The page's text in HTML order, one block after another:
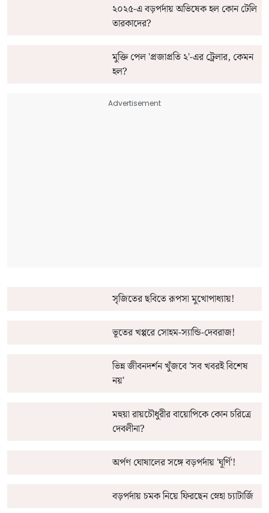
২০২৫-এ বড়পর্দায় অভিষেক হল কোন টেলি
তারকাদের?
মুক্তি পেল 'প্রজাপ্রতি ২'-এর ট্রেলার, কেমন
হল?
Advertisement
সৃজিতের ছবিতে রূপসা মুখোপাধ্যায়!
ভূতের খপ্পরে সোহম-স্যান্ডি-দেবরাজ!
ভিন্ন জীবনদর্শন খুঁজবে 'সব খবরই বিশেষ
নয়'
মহুয়া রায়চৌধুরীর বায়োপিকে কোন চরিত্রে
দেবলীনা?
অর্পণ ঘোষালের সঙ্গে বড়পর্দায় 'ঘূর্ণি'!
বড়পর্দায় চমক নিয়ে ফিরছেন স্নেহা চ্যাটার্জি